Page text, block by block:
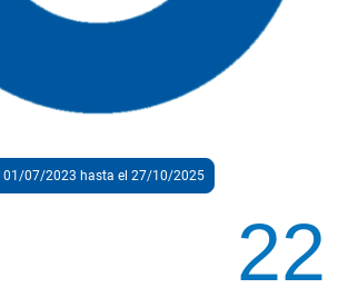
01/07/2023 hasta el 27/10/2025
22